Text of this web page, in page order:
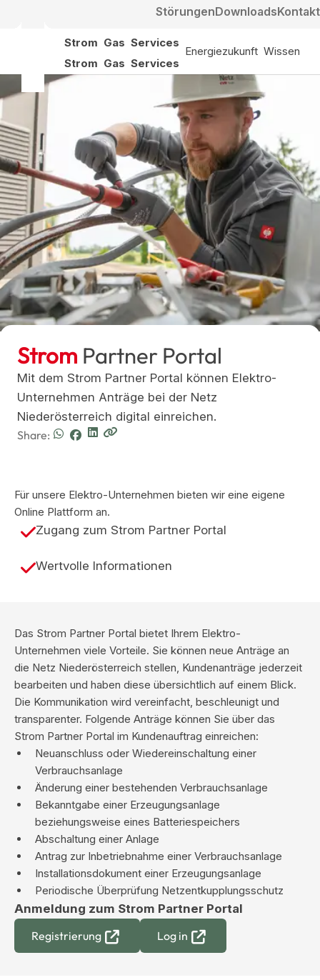
Strom
Strom
Gas
Gas
Services
Services
Energiezukunft Wissen
StörungenDownloadsKontakt
Strom Partner Portal
Mit dem Strom Partner Portal können Elektro-
Unternehmen Anträge bei der Netz
Niederösterreich digital einreichen.
Share:
Für unsere Elektro-Unternehmen bieten wir eine eigene
Online Plattform an.
Zugang zum Strom Partner Portal
Wertvolle Informationen
Das Strom Partner Portal bietet Ihrem Elektro-
Unternehmen viele Vorteile. Sie können neue Anträge an
die Netz Niederösterreich stellen, Kundenanträge jederzeit
bearbeiten und haben diese übersichtlich auf einem Blick.
Die Kommunikation wird vereinfacht, beschleunigt und
transparenter. Folgende Anträge können Sie über das
Strom Partner Portal im Kundenauftrag einreichen:
Neuanschluss oder Wiedereinschaltung einer
Verbrauchsanlage
Änderung einer bestehenden Verbrauchsanlage
Bekanntgabe einer Erzeugungsanlage
beziehungsweise eines Batteriespeichers
Abschaltung einer Anlage
Antrag zur Inbetriebnahme einer Verbrauchsanlage
Installationsdokument einer Erzeugungsanlage
Periodische Überprüfung Netzentkupplungsschutz
Anmeldung zum Strom Partner Portal
Registrierung
Log in